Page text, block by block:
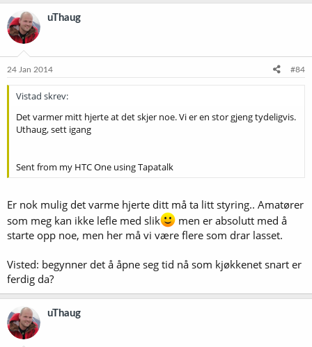
uThaug
24 Jan 2014 #84
Vistad skrev:
Det varmer mitt hjerte at det skjer noe. Vi er en stor gjeng tydeligvis.
Uthaug, sett igang
Sent from my HTC One using Tapatalk
Er nok mulig det varme hjerte ditt må ta litt styring.. Amatører
som meg kan ikke lefle med slik
men er absolutt med å
starte opp noe, men her må vi være flere som drar lasset.
Visted: begynner det å åpne seg tid nå som kjøkkenet snart er
ferdig da?
uThaug